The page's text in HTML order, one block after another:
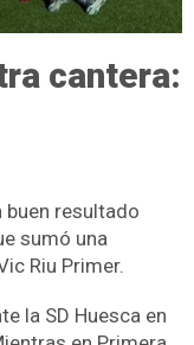
cantera:
buen resultado
sumó una
Riu Primer.
la SD Huesca en